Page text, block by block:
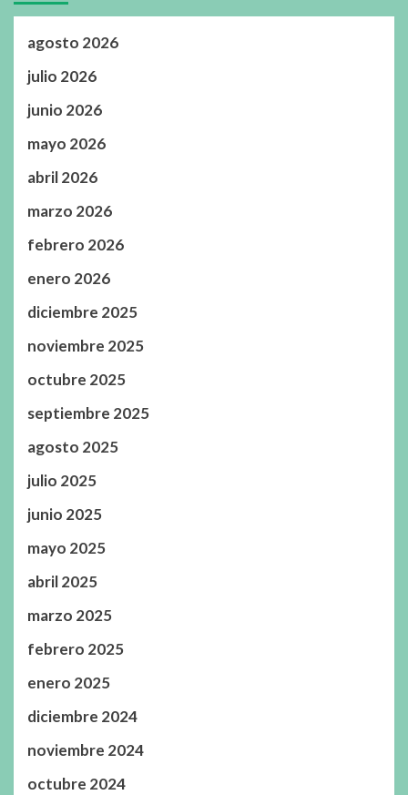
agosto 2026
julio 2026
junio 2026
mayo 2026
abril 2026
marzo 2026
febrero 2026
enero 2026
diciembre 2025
noviembre 2025
octubre 2025
septiembre 2025
agosto 2025
julio 2025
junio 2025
mayo 2025
abril 2025
marzo 2025
febrero 2025
enero 2025
diciembre 2024
noviembre 2024
octubre 2024